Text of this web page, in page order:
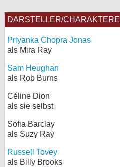
DARSTELLER/CHARAKTERE
Priyanka Chopra Jonas
als Mira Ray
Sam Heughan
als Rob Burns
Céline Dion
als sie selbst
Sofia Barclay
als Suzy Ray
Russell Tovey
als Billy Brooks